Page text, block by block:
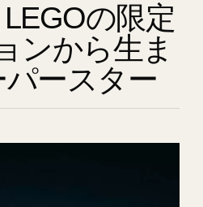
の限定
ンから生ま
ースター